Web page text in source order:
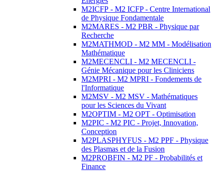
M2ICFP - M2 ICFP - Centre International
de Physique Fondamentale
M2MARES - M2 PBR - Physique par
Recherche
M2MATHMOD - M2 MM - Modélisation
Mathématique
M2MECENCLI - M2 MECENCLI -
Génie Mécanique pour les Cliniciens
M2MPRI - M2 MPRI - Fondements de
l'Informatique
M2MSV - M2 MSV - Mathématiques
pour les Sciences du Vivant
M2OPTIM - M2 OPT - Optimisation
M2PIC - M2 PIC - Projet, Innovation,
Conception
M2PLASPHYFUS - M2 PPF - Physique
des Plasmas et de la Fusion
M2PROBFIN - M2 PF - Probabilités et
Finance